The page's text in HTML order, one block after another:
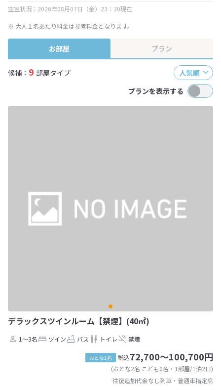
空室状況：2026年08月07日（金）23：30現在
※ 大人１名あたり料金は参考料金となります。
お部屋 プラン
候補： 9 部屋タイプ
人気順
プランを表示する
デラックスツインルーム【禁煙】(40㎡)
1～3名 ツイン バス トイレ 禁煙
おとな1名 税込72,700～100,700円
(おとな2名 こども0名・1部屋/1泊2日)
往復追加代金なし列車・普通車指定席